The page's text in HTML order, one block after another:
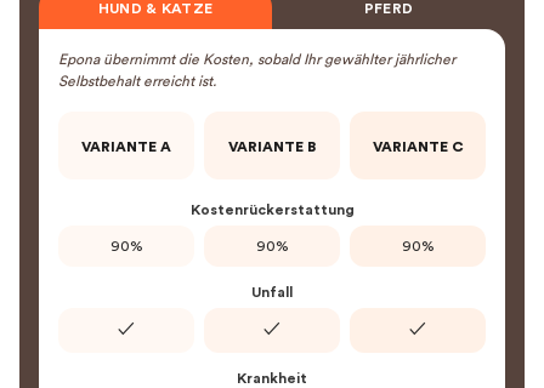
HUND & KATZE PFERD
Epona übernimmt die Kosten, sobald Ihr gewählter jährlicher
Selbstbehalt erreicht ist.
VARIANTE A VARIANTE B VARIANTE C
Kostenrückerstattung
90% 90% 90%
Unfall
✓ ✓ ✓
Krankheit